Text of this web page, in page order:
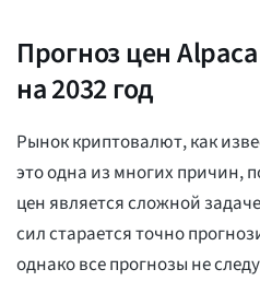
Прогноз цен
на 2032 год
Рынок криптовалют, как
это одна из многих причин,
цен является сложной
сил старается точно
однако все прогнозы не